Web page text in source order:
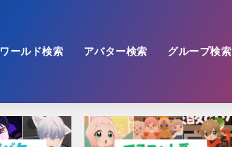
ワールド検索 アバター検索 グループ検索